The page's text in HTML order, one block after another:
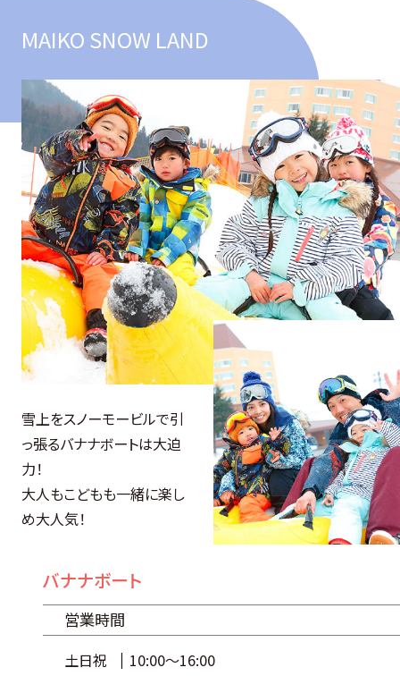
MAIKO SNOW LAND
雪上をスノーモービルで引
っ張るバナナボートは大迫
力！
大人もこどもも一緒に楽し
め大人気！
バナナボート
営業時間
土日祝 10:00～16:00